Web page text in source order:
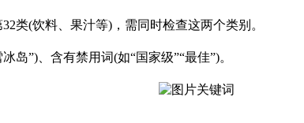
类(饮料、果汁等)，需同时检查这两个类别。
岛”)、含有禁用词(如“国家级”“最佳”)。